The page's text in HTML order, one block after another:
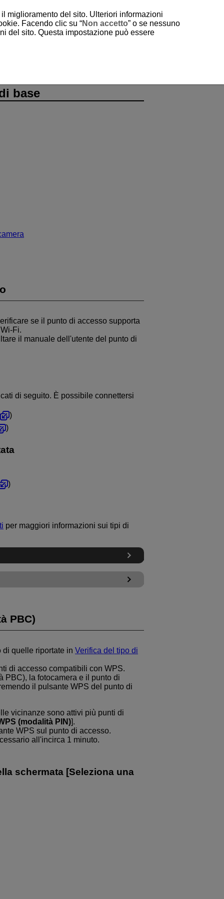
base
se il punto di accesso supporta
Wi-Fi.
il manuale dell'utente del punto di
di seguito. È possibile connettersi
)
)
)
per maggiori informazioni sui tipi di
PBC)
quelle riportate in Verifica del tipo di
di accesso compatibili con WPS.
PBC), la fotocamera e il punto di
il pulsante WPS del punto di
vicinanze sono attivi più punti di
(modalità PIN)].
WPS sul punto di accesso.
all'incirca 1 minuto.
schermata [Seleziona una
miglioramento del sito. Ulteriori informazioni
Facendo clic su “Non accetto” o se nessuno
del sito. Questa impostazione può essere